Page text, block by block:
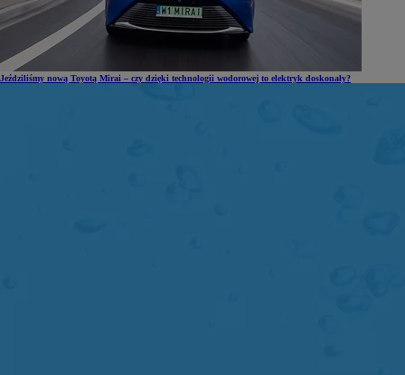
Jeździliśmy nową Toyotą Mirai – czy dzięki technologii wodorowej to elektryk doskonały?